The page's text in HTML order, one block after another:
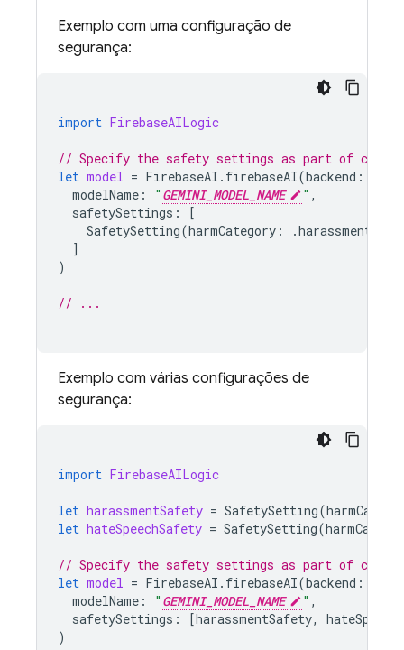
Exemplo com uma configuração de
segurança:
import FirebaseAILogic
// Specify the safety settings as part of
let model = FirebaseAI . firebaseAI(backend :
modelName : " GEMINI_MODEL_NAME " ,
safetySettings :
[
SafetySetting(harmCategory : .harassment
]
)
// ...
Exemplo com várias configurações de
segurança:
import FirebaseAILogic
let harassmentSafety = SafetySetting(
let hateSpeechSafety = SafetySetting(
// Specify the safety settings as part of
let model = FirebaseAI . firebaseAI(backend :
modelName : " GEMINI_MODEL_NAME " ,
safetySettings : [harassmentSafety,
)